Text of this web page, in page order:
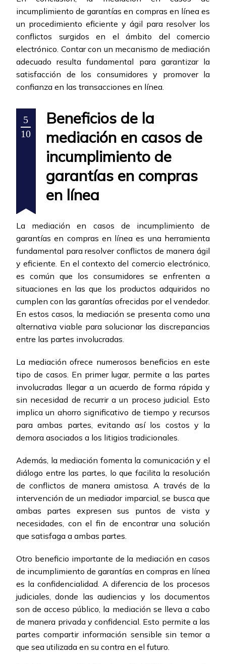
incumplimiento de garantías en compras en línea es
un procedimiento eficiente y ágil para resolver los
conflictos surgidos en el ámbito del comercio
electrónico. Contar con un mecanismo de mediación
adecuado resulta fundamental para garantizar la
satisfacción de los consumidores y promover la
confianza en las transacciones en línea.
5
10
Beneficios de la
mediación en casos de
incumplimiento de
garantías en compras
en línea
La mediación en casos de incumplimiento de
garantías en compras en línea es una herramienta
fundamental para resolver conflictos de manera ágil
y eficiente. En el contexto del comercio electrónico,
es común que los consumidores se enfrenten a
situaciones en las que los productos adquiridos no
cumplen con las garantías ofrecidas por el vendedor.
En estos casos, la mediación se presenta como una
alternativa viable para solucionar las discrepancias
entre las partes involucradas.
La mediación ofrece numerosos beneficios en este
tipo de casos. En primer lugar, permite a las partes
involucradas llegar a un acuerdo de forma rápida y
sin necesidad de recurrir a un proceso judicial. Esto
implica un ahorro significativo de tiempo y recursos
para ambas partes, evitando así los costos y la
demora asociados a los litigios tradicionales.
Además, la mediación fomenta la comunicación y el
diálogo entre las partes, lo que facilita la resolución
de conflictos de manera amistosa. A través de la
intervención de un mediador imparcial, se busca que
ambas partes expresen sus puntos de vista y
necesidades, con el fin de encontrar una solución
que satisfaga a ambas partes.
Otro beneficio importante de la mediación en casos
de incumplimiento de garantías en compras en línea
es la confidencialidad. A diferencia de los procesos
judiciales, donde las audiencias y los documentos
son de acceso público, la mediación se lleva a cabo
de manera privada y confidencial. Esto permite a las
partes compartir información sensible sin temor a
que sea utilizada en su contra en el futuro.